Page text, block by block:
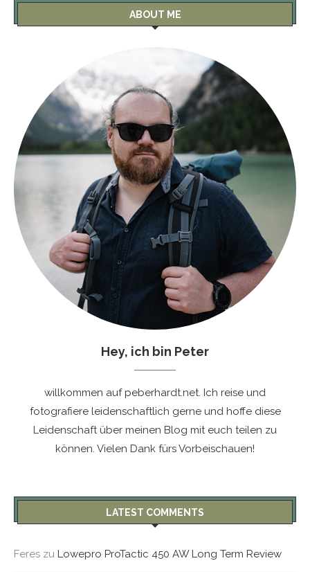
ABOUT ME
Hey, ich bin Peter
willkommen auf peberhardt.net. Ich reise und
fotografiere leidenschaftlich gerne und hoffe diese
Leidenschaft über meinen Blog mit euch teilen zu
können. Vielen Dank fürs Vorbeischauen!
LATEST COMMENTS
Feres zu Lowepro ProTactic 450 AW Long Term Review